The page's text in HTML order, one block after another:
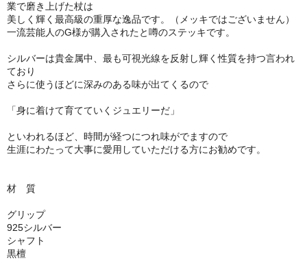
業で磨き上げた杖は
美しく輝く最高級の重厚な逸品です。（メッキではございません）
一流芸能人のG様が購入されたと噂のステッキです。
シルバーは貴金属中、最も可視光線を反射し輝く性質を持つ言われ
ており
さらに使うほどに深みのある味が出てくるので
「身に着けて育てていくジュエリーだ」
といわれるほど、時間が経つにつれ味がでますので
生涯にわたって大事に愛用していただける方にお勧めです。
材 質
グリップ
925シルバー
シャフト
黒檀